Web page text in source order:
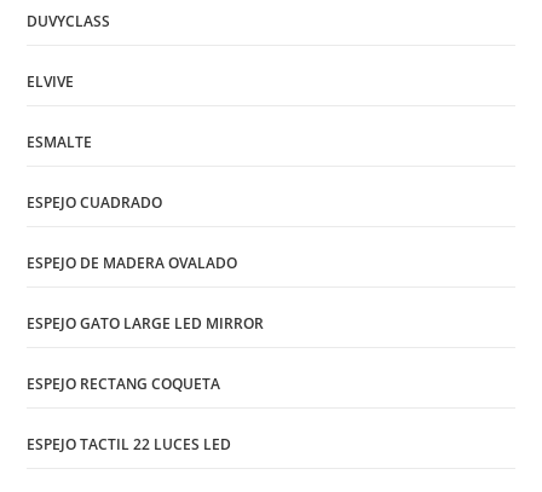
DUVYCLASS
ELVIVE
ESMALTE
ESPEJO CUADRADO
ESPEJO DE MADERA OVALADO
ESPEJO GATO LARGE LED MIRROR
ESPEJO RECTANG COQUETA
ESPEJO TACTIL 22 LUCES LED